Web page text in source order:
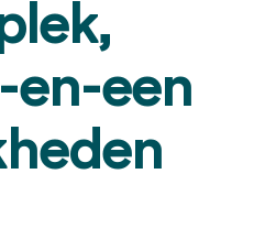
en-een